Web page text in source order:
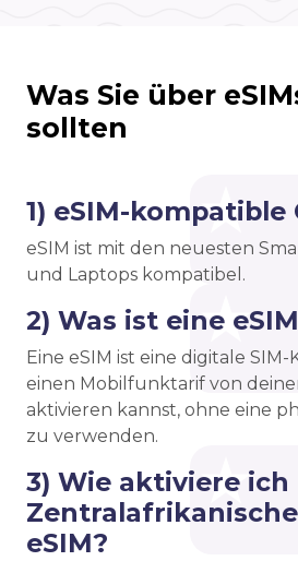
Was Sie über
sollten
1) eSIM-kompatible
eSIM ist mit den neuesten
und Laptops kompatibel.
2) Was ist eine
Eine eSIM ist eine digitale
einen Mobilfunktarif von
aktivieren kannst, ohne eine
zu verwenden.
3) Wie aktiviere ich
eSIM?